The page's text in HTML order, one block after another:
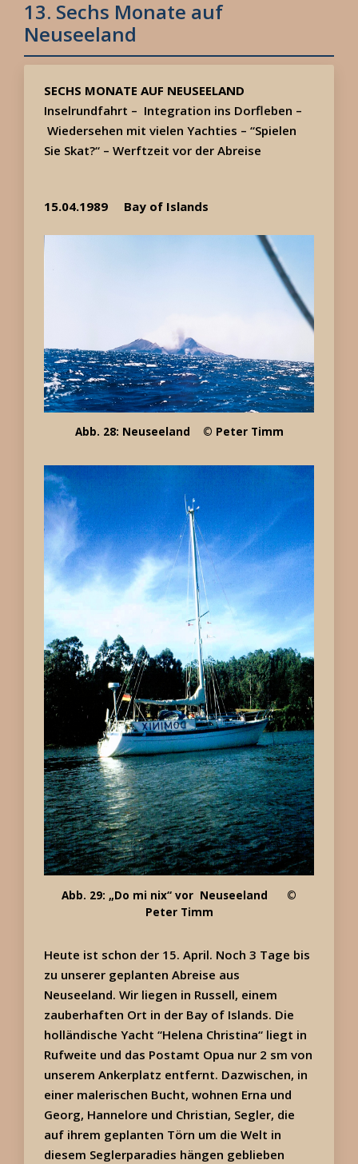
13. Sechs Monate auf
Neuseeland
SECHS MONATE AUF NEUSEELAND
Inselrundfahrt – Integration ins Dorfleben –
Wiedersehen mit vielen Yachties – “Spielen
Sie Skat?“ – Werftzeit vor der Abreise
15.04.1989 Bay of Islands
Abb. 28: Neuseeland © Peter Timm
Abb. 29: „Do mi nix“ vor Neuseeland ©
Peter Timm
Heute ist schon der 15. April. Noch 3 Tage bis
zu unserer geplanten Abreise aus
Neuseeland. Wir liegen in Russell, einem
zauberhaften Ort in der Bay of Islands. Die
holländische Yacht “Helena Christina“ liegt in
Rufweite und das Postamt Opua nur 2 sm von
unserem Ankerplatz entfernt. Dazwischen, in
einer malerischen Bucht, wohnen Erna und
Georg, Hannelore und Christian, Segler, die
auf ihrem geplanten Törn um die Welt in
diesem Seglerparadies hängen geblieben